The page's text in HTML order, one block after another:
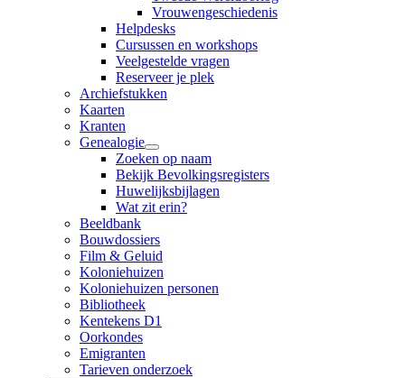
Vrouwengeschiedenis
Helpdesks
Cursussen en workshops
Veelgestelde vragen
Reserveer je plek
Archiefstukken
Kaarten
Kranten
Genealogie
Zoeken op naam
Bekijk Bevolkingsregisters
Huwelijksbijlagen
Wat zit erin?
Beeldbank
Bouwdossiers
Film & Geluid
Koloniehuizen
Koloniehuizen personen
Bibliotheek
Kentekens D1
Oorkondes
Emigranten
Tarieven onderzoek